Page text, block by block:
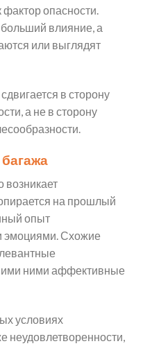
фактор опасности.
влияние, а
или выглядят
в сторону
а не в сторону
на прошлый
опыт
эмоциями. Схожие
ними аффективные
условиях
неудовлетворенности,